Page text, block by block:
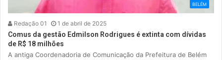
BELÉM
Redação 01 1 de abril de 2025
Comus da gestão Edmilson Rodrigues é extinta com dívidas
de R$ 18 milhões
A antiga Coordenadoria de Comunicação da Prefeitura de Belém